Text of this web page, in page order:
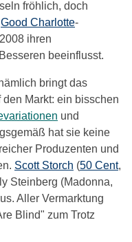
fröhlich, doch
Good Charlotte-
ihren
beeinflusst.
bringt das
Markt: ein bisschen
und
hat sie keine
Produzenten und
Scott Storch (50 Cent,
Steinberg (Madonna,
Aller Vermarktung
Blind" zum Trotz